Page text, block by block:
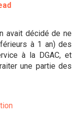
avait décidé de ne
à 1 an) des
à la DGAC, et
une partie des